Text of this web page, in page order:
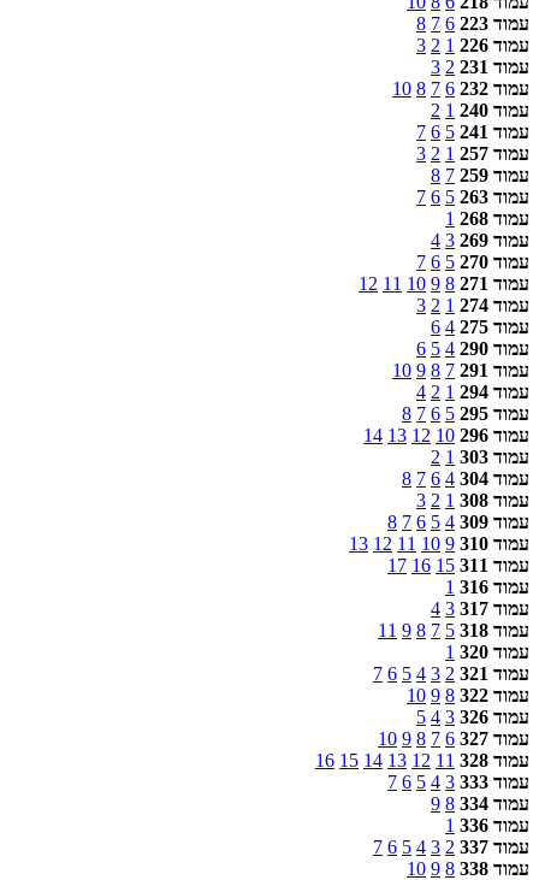
עמוד 223
6
7
8
עמוד 226
1
2
3
עמוד 231
2
3
עמוד 232
6
7
8
10
עמוד 240
1
2
עמוד 241
5
6
7
עמוד 257
1
2
3
עמוד 259
7
8
עמוד 263
5
6
7
עמוד 268
1
עמוד 269
3
4
עמוד 270
5
6
7
עמוד 271
8
9
10
11
12
עמוד 274
1
2
3
עמוד 275
4
6
עמוד 290
4
5
6
עמוד 291
7
8
9
10
עמוד 294
1
2
4
עמוד 295
5
6
7
8
עמוד 296
10
12
13
14
עמוד 303
1
2
עמוד 304
4
6
7
8
עמוד 308
1
2
3
עמוד 309
4
5
6
7
8
עמוד 310
9
10
11
12
13
עמוד 311
15
16
17
עמוד 316
1
עמוד 317
3
4
עמוד 318
5
7
8
9
11
עמוד 320
1
עמוד 321
2
3
4
5
6
7
עמוד 322
8
9
10
עמוד 326
3
4
5
עמוד 327
6
7
8
9
10
עמוד 328
11
12
13
14
15
16
עמוד 333
3
4
5
6
7
עמוד 334
8
9
עמוד 336
1
עמוד 337
2
3
4
5
6
7
עמוד 338
8
9
10